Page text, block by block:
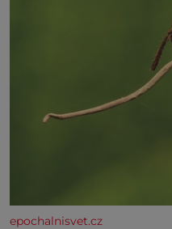
epochalnisvet.cz